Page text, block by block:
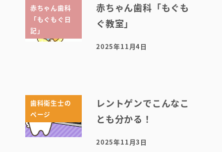
赤ちゃん歯科
「もぐもぐ日
記」
赤ちゃん歯科「もぐも
ぐ教室」
投稿日
2025年11月4日
歯科衛生士の
ページ
レントゲンでこんなこ
とも分かる！
投稿日
2025年11月3日